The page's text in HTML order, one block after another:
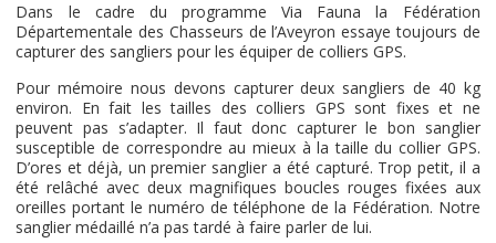
Dans le cadre du programme Via Fauna la Fédération
Départementale des Chasseurs de l’Aveyron essaye toujours de
capturer des sangliers pour les équiper de colliers GPS.
Pour mémoire nous devons capturer deux sangliers de 40 kg
environ. En fait les tailles des colliers GPS sont fixes et ne
peuvent pas s’adapter. Il faut donc capturer le bon sanglier
susceptible de correspondre au mieux à la taille du collier GPS.
D’ores et déjà, un premier sanglier a été capturé. Trop petit, il a
été relâché avec deux magnifiques boucles rouges fixées aux
oreilles portant le numéro de téléphone de la Fédération. Notre
sanglier médaillé n’a pas tardé à faire parler de lui.